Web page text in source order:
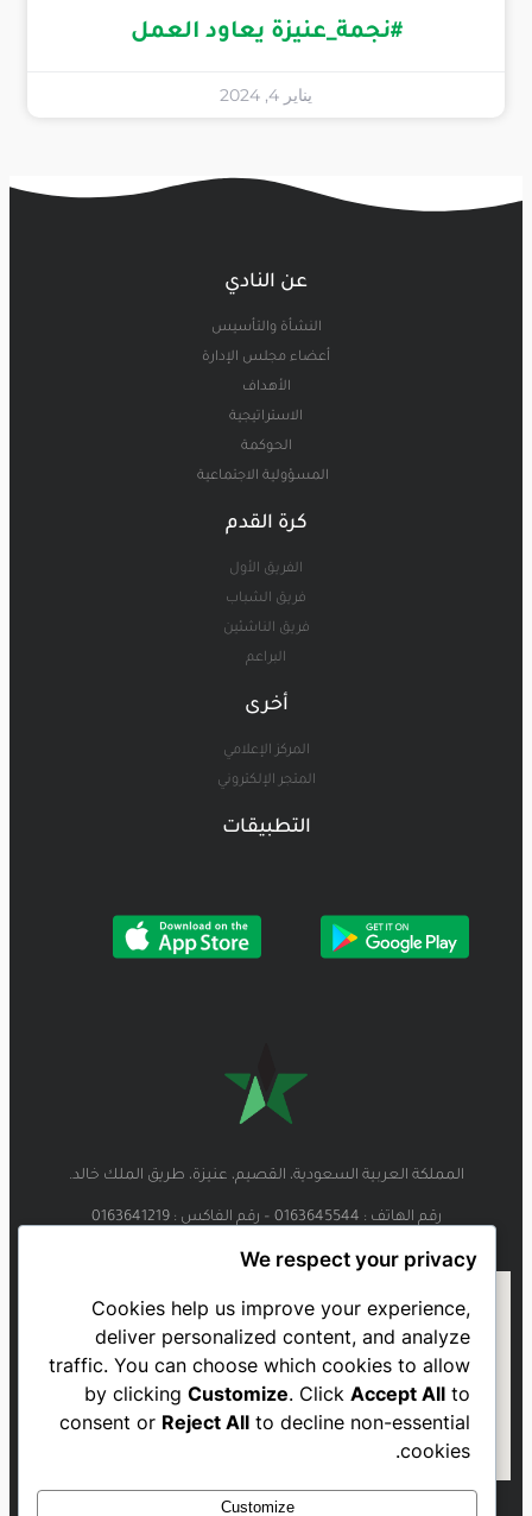
#نجمة_عنيزة يعاود العمل
يناير 4, 2024
عن النادي
النشأة والتأسيس
أعضاء مجلس الإدارة
الأهداف
الاستراتيجية
الحوكمة
المسؤولية الاجتماعية
كرة القدم
الفريق الأول
فريق الشباب
فريق الناشئين
البراعم
أخرى
المركز الإعلامي
المتجر الإلكتروني
التطبيقات
المملكة العربية السعودية، القصيم، عنيزة، طريق الملك خالد.
رقم الهاتف : 0163645544 – رقم الفاكس : 0163641219
We respect your privacy
Cookies help us improve your experience,
deliver personalized content, and analyze
traffic. You can choose which cookies to allow
by clickingCustomize. ClickAccept All to
consent or Reject All to decline non-essential
cookies.
Customize